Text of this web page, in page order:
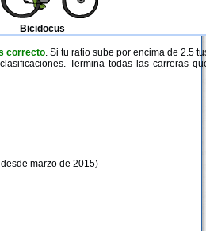
Bicidocus
correcto. Si tu ratio sube por encima de 2.5
Termina todas las carreras
marzo de 2015)